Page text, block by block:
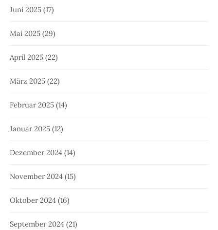
Juni 2025 (17)
Mai 2025 (29)
April 2025 (22)
März 2025 (22)
Februar 2025 (14)
Januar 2025 (12)
Dezember 2024 (14)
November 2024 (15)
Oktober 2024 (16)
September 2024 (21)